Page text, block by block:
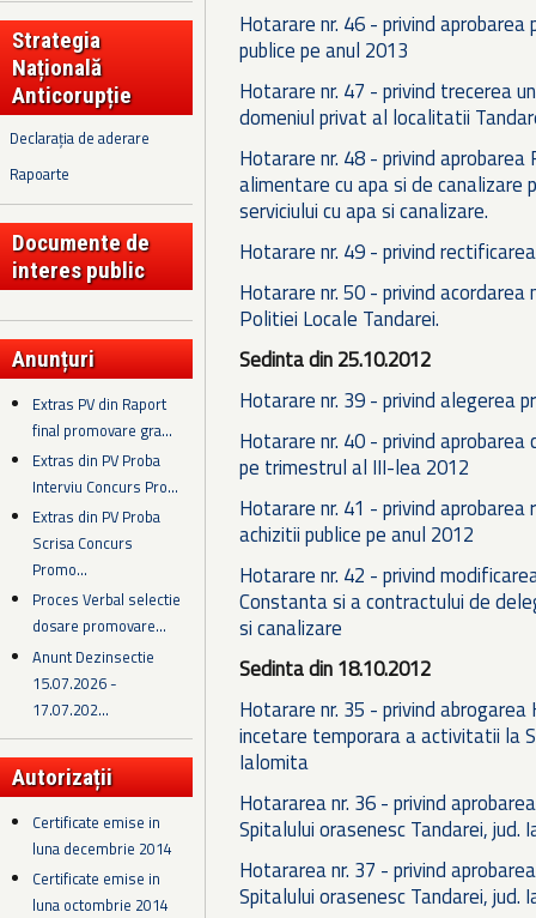
Strategia
Națională
Anticorupție
Declarația de aderare
Rapoarte
Documente de
interes public
Anunțuri
Extras PV din Raport
final promovare gra...
Extras din PV Proba
Interviu Concurs Pro...
Extras din PV Proba
Scrisa Concurs
Promo...
Proces Verbal selectie
dosare promovare...
Anunt Dezinsectie
15.07.2026 -
17.07.202...
Autorizații
Certificate emise in
luna decembrie 2014
Certificate emise in
luna octombrie 2014
Hotarare nr. 46 - privind
publice pe anul 2013
Hotarare nr. 47 - privind trecerea
domeniul privat al localitatii
Hotarare nr. 48 - privind
alimentare cu apa si de canalizare
serviciului cu apa si canalizare.
Hotarare nr. 49 - privind
Hotarare nr. 50 - privind
Politiei Locale Tandarei.
Sedinta din 25.10.2012
Hotarare nr. 39 - privind alegerea
Hotarare nr. 40 - privind
pe trimestrul al III-lea 2012
Hotarare nr. 41 - privind
achizitii publice pe anul 2012
Hotarare nr. 42 - privind
Constanta si a contractului de
si canalizare
Sedinta din 18.10.2012
Hotarare nr. 35 - privind
incetare temporara a activitatii la
Ialomita
Hotararea nr. 36 - privind
Spitalului orasenesc Tandarei, jud.
Hotararea nr. 37 - privind
Spitalului orasenesc Tandarei, jud.